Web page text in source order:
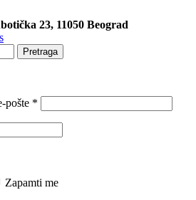
23, 11050 Beograd
Pretraga
pošte *
Zapamti me